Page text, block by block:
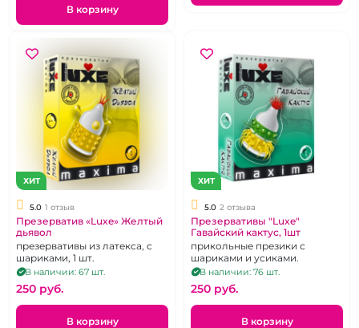
В корзину
ХИТ
5.0 1 отзыв
Презерватив «Luxe» Желтый
дьявол
презервативы из латекса, с
шариками, 1 шт.
В наличии: 67 шт.
250 pуб.
В корзину
ХИТ
5.0 2 отзыва
Презервативы "Luxe"
Гавайский кактус, 1шт
прикольные презики с
шариками и усиками.
В наличии: 76 шт.
250 pуб.
В корзину